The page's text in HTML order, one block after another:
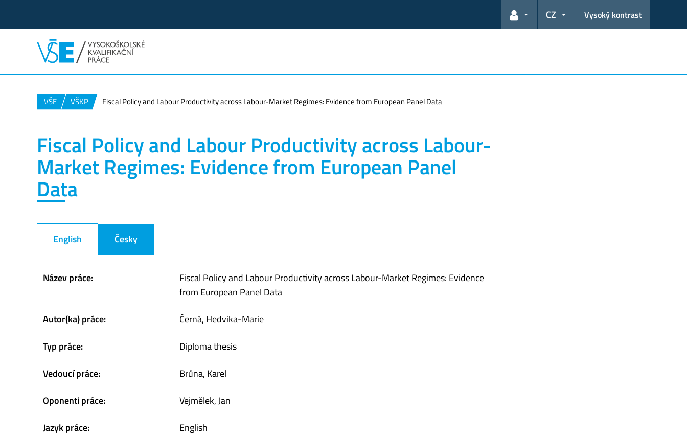
Odkazy pro uživatele
CZ Vysoký kontrast
VŠE VŠKP Fiscal Policy and Labour Productivity across Labour-Market Regimes: Evidence from European Panel Data
Fiscal Policy and Labour Productivity across Labour-
Market Regimes: Evidence from European Panel
Data
English Česky
Název práce:
Fiscal Policy and Labour Productivity across Labour-Market Regimes: Evidence
from European Panel Data
Autor(ka) práce:
Černá, Hedvika-Marie
Typ práce:
Diploma thesis
Vedoucí práce:
Brůna, Karel
Oponenti práce:
Vejmělek, Jan
Jazyk práce:
English